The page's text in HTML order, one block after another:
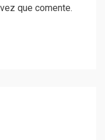
que comente.